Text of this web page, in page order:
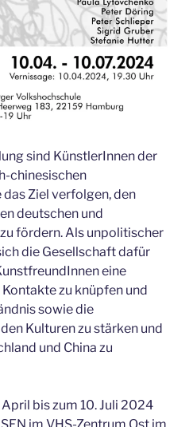
sind KünstlerInnen der
chinesischen
das Ziel verfolgen, den
deutschen und
fördern. Als unpolitischer
die Gesellschaft dafür
eine
zu knüpfen und
sowie die
Kulturen zu stärken und
und China zu
bis zum 10. Juli 2024